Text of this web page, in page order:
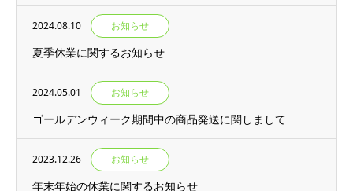
2024.08.10 お知らせ
夏季休業に関するお知らせ
2024.05.01 お知らせ
ゴールデンウィーク期間中の商品発送に関しまして
2023.12.26 お知らせ
年末年始の休業に関するお知らせ